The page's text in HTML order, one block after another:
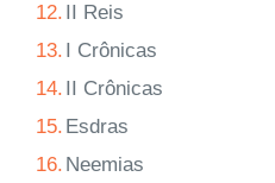
12. II Reis
13. I Crônicas
14. II Crônicas
15. Esdras
16. Neemias